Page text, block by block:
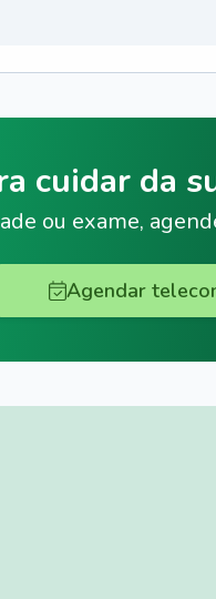
cuidar da
ou exame,
Agendar